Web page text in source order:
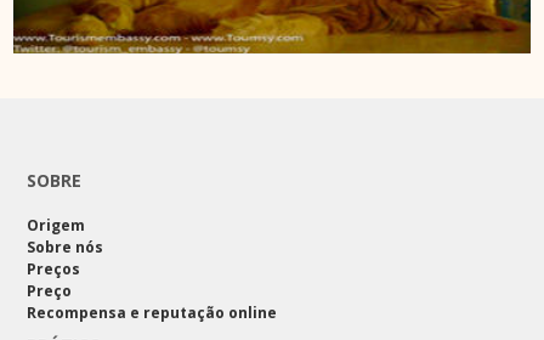
SOBRE
Origem
Sobre nós
Preços
Preço
Recompensa e reputação online